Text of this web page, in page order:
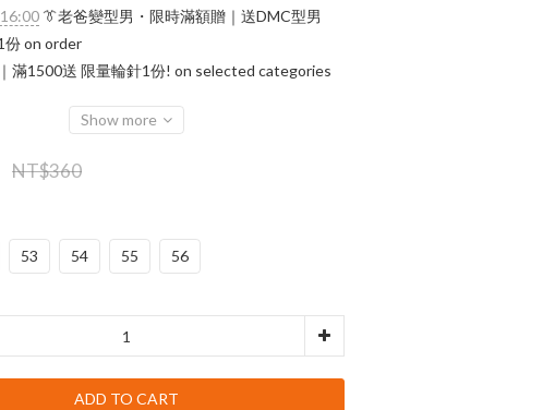
👔老爸變型男・限時滿額贈｜送DMC型男
份 on order
滿1500送 限量輪針1份! on selected categories
Show more
NT$360
53 54 55 56
ADD TO CART